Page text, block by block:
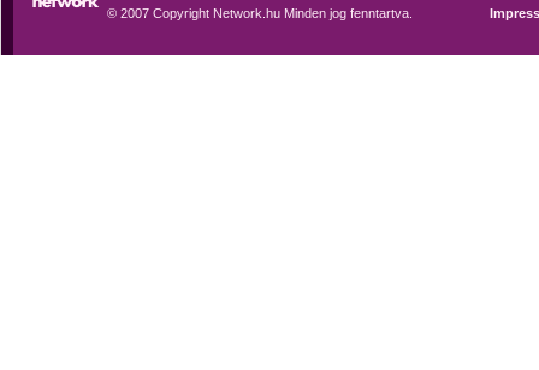
© 2007 Copyright Network.hu Minden jog fenntartva.